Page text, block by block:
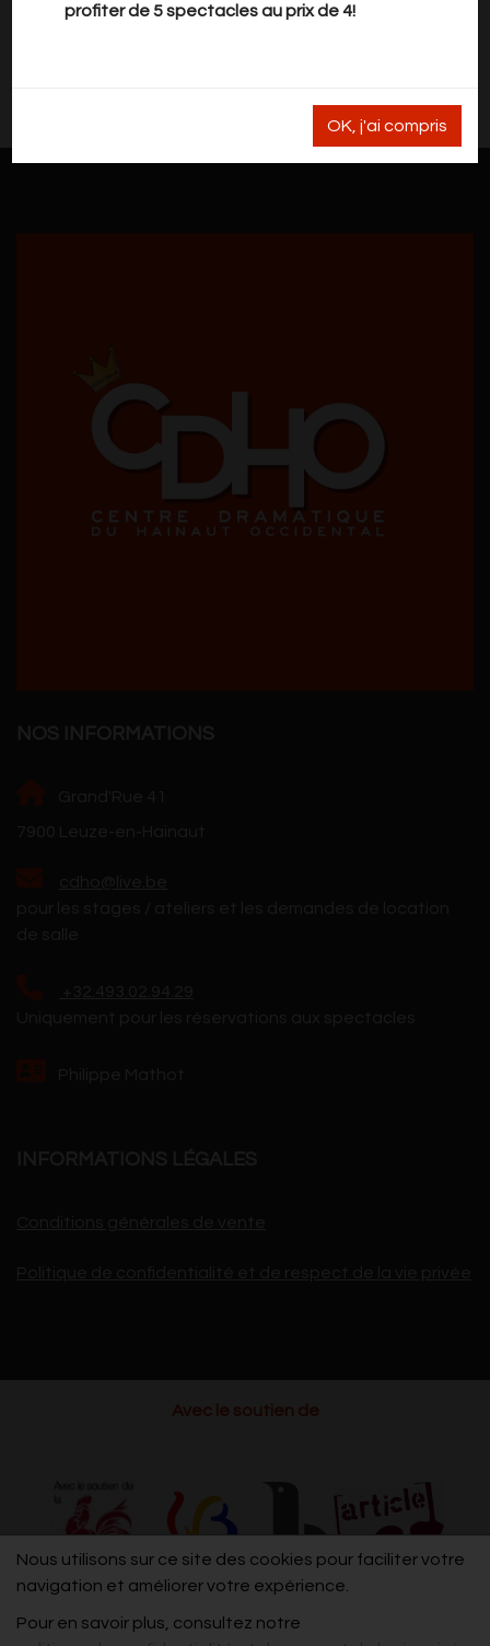
profiter de 5 spectacles au prix de 4!
OK, j'ai compris
Nous utilisons sur ce site des cookies pour faciliter votre
navigation et améliorer votre expérience.
Pour en savoir plus, consultez notre
Avec le soutien de